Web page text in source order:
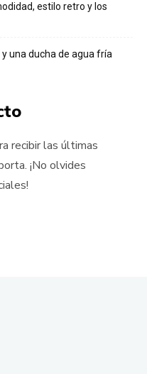
estilo retro y los
una ducha de agua fría
recibir las últimas
¡No olvides